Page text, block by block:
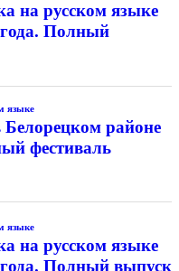
на русском языке
года. Полный
языке
Белорецком районе
фестиваль
языке
на русском языке
года. Полный выпуск